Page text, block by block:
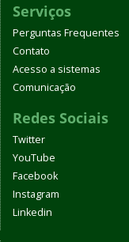
Serviços
Perguntas Frequentes
Contato
Acesso a sistemas
Comunicação
Redes Sociais
Twitter
YouTube
Facebook
Instagram
Linkedin